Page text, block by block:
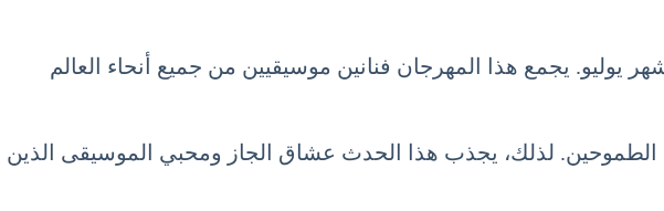
يوليو. يجمع هذا المهرجان فنانين موسيقيين من جميع أنحاء العالم
لذلك، يجذب هذا الحدث عشاق الجاز ومحبي الموسيقى الذين